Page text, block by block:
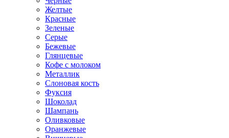
Желтые
Красные
Зеленые
Серые
Бежевые
Глянцевые
Кофе с молоком
Металлик
Слоновая кость
Фуксия
Шоколад
Шампань
Оливковые
Оранжевые